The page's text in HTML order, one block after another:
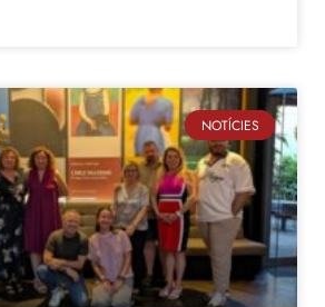
NOTÍCIES